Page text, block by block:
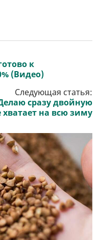
к
(Видео)
Следующая статья:
сразу двойную
на всю зиму